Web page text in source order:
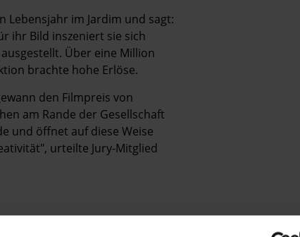
Lebensjahr im Jardim und sagt:
ihr Bild inszeniert sie sich
Über eine Million
brachte hohe Erlöse.
den Filmpreis von
am Rande der Gesellschaft
und öffnet auf diese Weise
urteilte Jury-Mitglied